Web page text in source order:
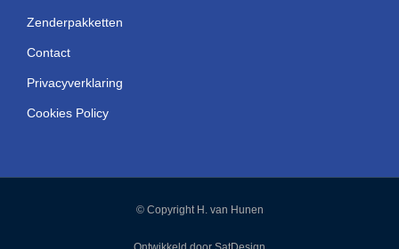
Zenderpakketten
Contact
Privacyverklaring
Cookies Policy
© Copyright H. van Hunen